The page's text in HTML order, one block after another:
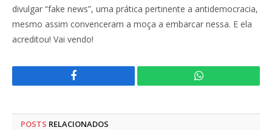
divulgar “fake news”, uma prática pertinente a antidemocracia,
mesmo assim convenceram a moça a embarcar nessa. E ela
acreditou! Vai vendo!
Facebook WhatsApp
POSTS RELACIONADOS